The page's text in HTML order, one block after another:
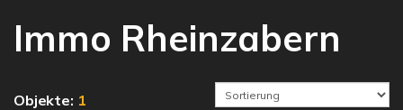
Immo Rheinzabern
Objekte: 1